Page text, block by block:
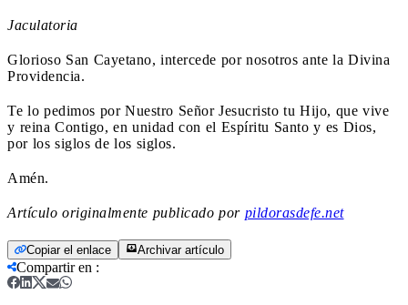
Jaculatoria
Glorioso San Cayetano, intercede por nosotros ante la Divina
Providencia.
Te lo pedimos por Nuestro Señor Jesucristo tu Hijo, que vive
y reina Contigo, en unidad con el Espíritu Santo y es Dios,
por los siglos de los siglos.
Amén.
Artículo originalmente publicado por pildorasdefe.net
Copiar el enlace Archivar artículo
Compartir en :